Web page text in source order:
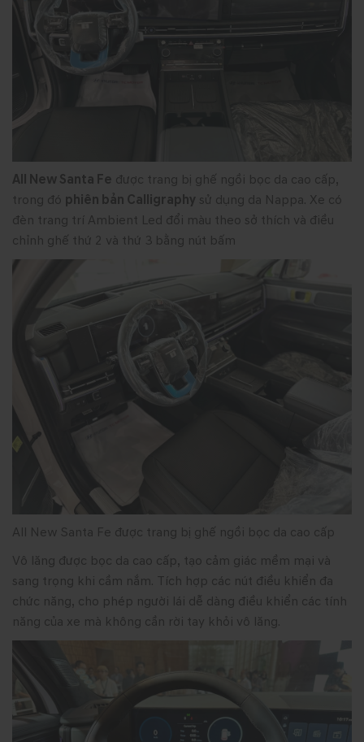
All New Santa Fe được trang bị ghế ngồi bọc da cao cấp,
trong đó phiên bản Calligraphy sử dụng da Nappa. Xe có
đèn trang trí Ambient Led đổi màu theo sở thích và điều
chỉnh ghế thứ 2 và thứ 3 bằng nút bấm
All New Santa Fe được trang bị ghế ngồi bọc da cao cấp
Vô lăng được bọc da cao cấp, tạo cảm giác mềm mại và
sang trọng khi cầm nắm. Tích hợp các nút điều khiển đa
chức năng, cho phép người lái dễ dàng điều khiển các tính
năng của xe mà không cần rời tay khỏi vô lăng.